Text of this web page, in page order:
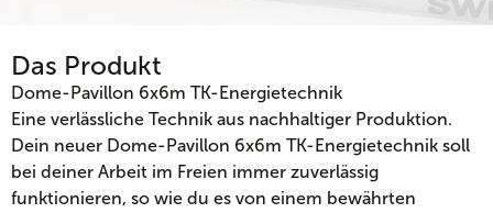
Das Produkt
Dome-Pavillon 6x6m TK-Energietechnik
Eine verlässliche Technik aus nachhaltiger Produktion.
Dein neuer Dome-Pavillon 6x6m TK-Energietechnik soll
bei deiner Arbeit im Freien immer zuverlässig
funktionieren, so wie du es von einem bewährten